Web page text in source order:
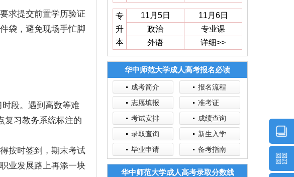
求提交前置学历验证
袋，避免现场手忙脚
段。遇到高数等难
复习教务系统标注的
按时签到，期末考试
业发展路上再添一块
专
升
本
11月5日
11月6日
政治
专业课
外语
详细>>
华中师范大学成人高考报名必读
成考简介
报名流程
志愿填报
准考证
考试安排
成绩查询
录取查询
新生入学
毕业申请
备考指南
华中师范大学成人高考录取分数线